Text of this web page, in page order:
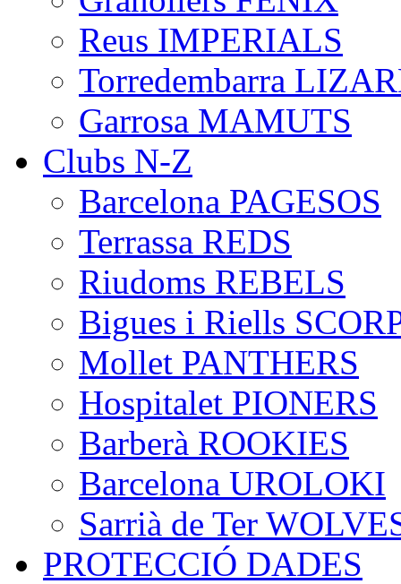
Reus IMPERIALS
Torredembarra
Garrosa MAMUTS
Clubs N-Z
Barcelona PAGESOS
Terrassa REDS
Riudoms REBELS
Bigues i Riells
Mollet PANTHERS
Hospitalet PIONERS
Barberà ROOKIES
Barcelona UROLOKI
Sarrià de Ter
PROTECCIÓ DADES